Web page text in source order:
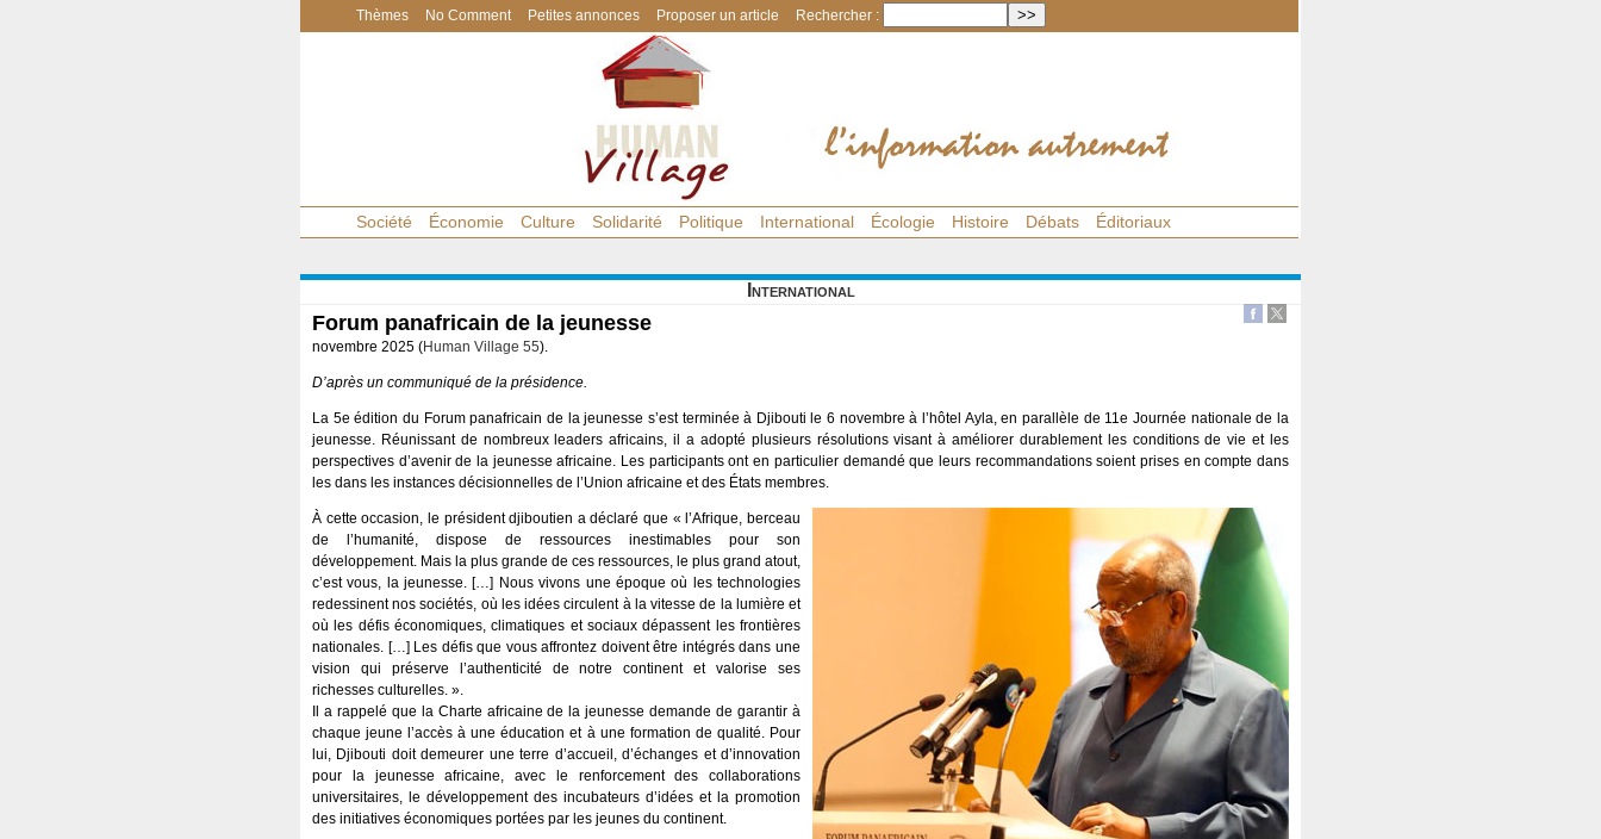
Thèmes No Comment Petites annonces Proposer un article Rechercher :
Société Économie Culture Solidarité Politique International Écologie Histoire Débats Éditoriaux
International
Forum panafricain de la jeunesse
novembre 2025 (Human Village 55).
D’après un communiqué de la présidence.
La 5e édition du Forum panafricain de la jeunesse s’est terminée à Djibouti le 6 novembre à l’hôtel Ayla, en parallèle de 11e Journée nationale de la
jeunesse. Réunissant de nombreux leaders africains, il a adopté plusieurs résolutions visant à améliorer durablement les conditions de vie et les
perspectives d’avenir de la jeunesse africaine. Les participants ont en particulier demandé que leurs recommandations soient prises en compte dans
les dans les instances décisionnelles de l’Union africaine et des États membres.
À cette occasion, le président djiboutien a déclaré que « l’Afrique, berceau
de l’humanité, dispose de ressources inestimables pour son
développement. Mais la plus grande de ces ressources, le plus grand atout,
c’est vous, la jeunesse. […] Nous vivons une époque où les technologies
redessinent nos sociétés, où les idées circulent à la vitesse de la lumière et
où les défis économiques, climatiques et sociaux dépassent les frontières
nationales. […] Les défis que vous affrontez doivent être intégrés dans une
vision qui préserve l’authenticité de notre continent et valorise ses
richesses culturelles. ».
Il a rappelé que la Charte africaine de la jeunesse demande de garantir à
chaque jeune l’accès à une éducation et à une formation de qualité. Pour
lui, Djibouti doit demeurer une terre d’accueil, d’échanges et d’innovation
pour la jeunesse africaine, avec le renforcement des collaborations
universitaires, le développement des incubateurs d’idées et la promotion
des initiatives économiques portées par les jeunes du continent.